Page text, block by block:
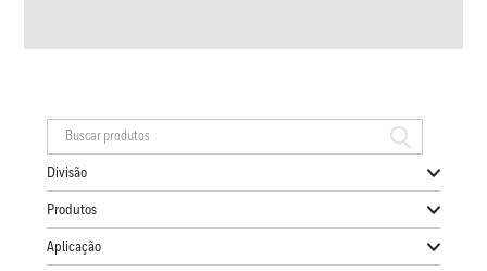
Divisão
Produtos
Aplicação